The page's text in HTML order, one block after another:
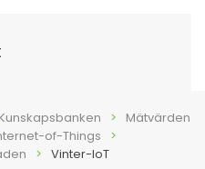
Kunskapsbanken
Mätvärden
of-Things
Vinter-IoT